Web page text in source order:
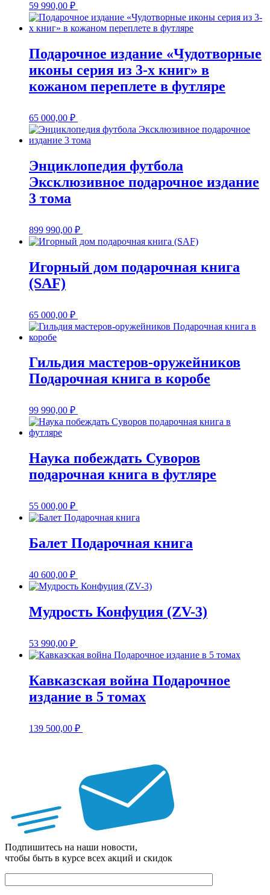
59 990,00 ₽
Подарочное издание «Чудотворные
иконы серия из 3-х книг» в
кожаном переплете в футляре
65 000,00 ₽
Энциклопедия футбола
Эксклюзивное подарочное издание
3 тома
899 990,00 ₽
Игорный дом подарочная книга
(SAF)
65 000,00 ₽
Гильдия мастеров-оружейников
Подарочная книга в коробе
99 990,00 ₽
Наука побеждать Суворов
подарочная книга в футляре
55 000,00 ₽
Балет Подарочная книга
40 600,00 ₽
Мудрость Конфуция (ZV-3)
53 990,00 ₽
Кавказская война Подарочное
издание в 5 томах
139 500,00 ₽
Подпишитесь на наши новости,
чтобы быть в курсе всех акций и скидок